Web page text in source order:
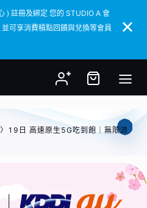
) 註冊及綁定 您的 STUDIO A 會
可享消費積點回饋與兌換等會員
) 註冊及綁定 您的 STUDIO A 會
可享消費積點回饋與兌換等會員
19日 高速原生5G吃到飽｜無限流